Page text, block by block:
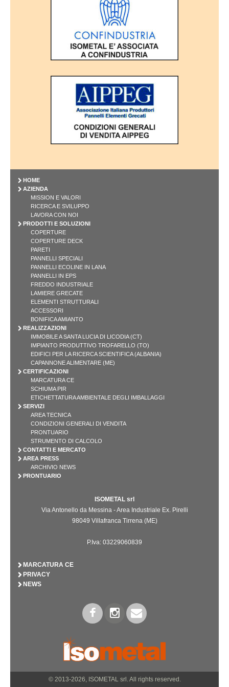
HOME
AZIENDA
MISSION E VALORI
RICERCA E SVILUPPO
LAVORA CON NOI
PRODOTTI E SOLUZIONI
COPERTURE
COPERTURE DECK
PARETI
PANNELLI SPECIALI
PANNELLI ECOLINE IN LANA
PANNELLI IN EPS
FREDDO INDUSTRIALE
LAMIERE GRECATE
ELEMENTI STRUTTURALI
ACCESSORI
BONIFICA AMIANTO
REALIZZAZIONI
IMMOBILE A SANTA LUCIA DI LICODIA (CT)
IMPIANTO PRODUTTIVO TROFARELLO (TO)
EDIFICI PER LA RICERCA SCIENTIFICA (ALBANIA)
CAPANNONE ALIMENTARE (ME)
CERTIFICAZIONI
MARCATURA CE
SCHIUMA PIR
ETICHETTATURA AMBIENTALE DEGLI IMBALLAGGI
SERVIZI
AREA TECNICA
CONDIZIONI GENERALI DI VENDITA
PRONTUARIO
STRUMENTO DI CALCOLO
CONTATTI E MERCATO
AREA PRESS
ARCHIVIO NEWS
PRONTUARIO
ISOMETAL srl
Via Antonello da Messina - Area Industriale Ex. Pirelli
98049 Villafranca Tirrena (ME)
P.Iva: 03229060839
MARCATURA CE
PRIVACY
NEWS
© 2013-2026, ISOMETAL srl. All rights reserved.